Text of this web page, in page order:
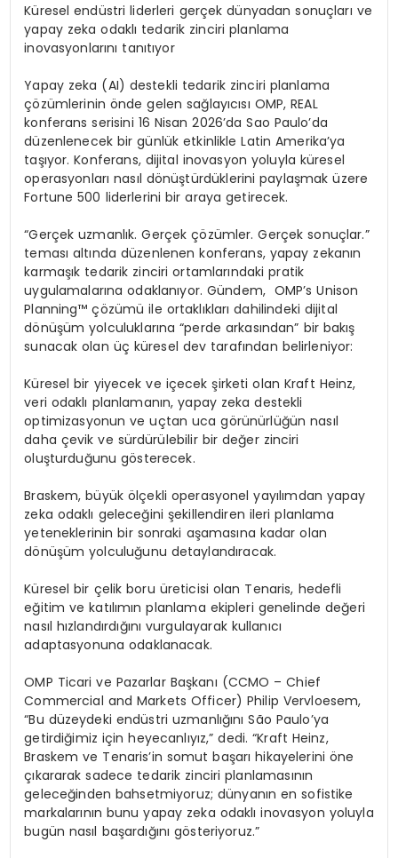
Küresel endüstri liderleri gerçek dünyadan sonuçları ve
yapay zeka odaklı tedarik zinciri planlama
inovasyonlarını tanıtıyor
Yapay zeka (AI) destekli tedarik zinciri planlama
çözümlerinin önde gelen sağlayıcısı OMP, REAL
konferans serisini 16 Nisan 2026’da Sao Paulo’da
düzenlenecek bir günlük etkinlikle Latin Amerika’ya
taşıyor. Konferans, dijital inovasyon yoluyla küresel
operasyonları nasıl dönüştürdüklerini paylaşmak üzere
Fortune 500 liderlerini bir araya getirecek.
“Gerçek uzmanlık. Gerçek çözümler. Gerçek sonuçlar.”
teması altında düzenlenen konferans, yapay zekanın
karmaşık tedarik zinciri ortamlarındaki pratik
uygulamalarına odaklanıyor. Gündem, OMP’s Unison
Planning™ çözümü ile ortaklıkları dahilindeki dijital
dönüşüm yolculuklarına “perde arkasından” bir bakış
sunacak olan üç küresel dev tarafından belirleniyor:
Küresel bir yiyecek ve içecek şirketi olan Kraft Heinz,
veri odaklı planlamanın, yapay zeka destekli
optimizasyonun ve uçtan uca görünürlüğün nasıl
daha çevik ve sürdürülebilir bir değer zinciri
oluşturduğunu gösterecek.
Braskem, büyük ölçekli operasyonel yayılımdan yapay
zeka odaklı geleceğini şekillendiren ileri planlama
yeteneklerinin bir sonraki aşamasına kadar olan
dönüşüm yolculuğunu detaylandıracak.
Küresel bir çelik boru üreticisi olan Tenaris, hedefli
eğitim ve katılımın planlama ekipleri genelinde değeri
nasıl hızlandırdığını vurgulayarak kullanıcı
adaptasyonuna odaklanacak.
OMP Ticari ve Pazarlar Başkanı (CCMO – Chief
Commercial and Markets Officer) Philip Vervloesem,
“Bu düzeydeki endüstri uzmanlığını São Paulo’ya
getirdiğimiz için heyecanlıyız,” dedi. “Kraft Heinz,
Braskem ve Tenaris’in somut başarı hikayelerini öne
çıkararak sadece tedarik zinciri planlamasının
geleceğinden bahsetmiyoruz; dünyanın en sofistike
markalarının bunu yapay zeka odaklı inovasyon yoluyla
bugün nasıl başardığını gösteriyoruz.”